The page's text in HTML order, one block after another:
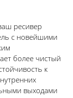
ресивер
с новейшими
более чистый
к
выходами